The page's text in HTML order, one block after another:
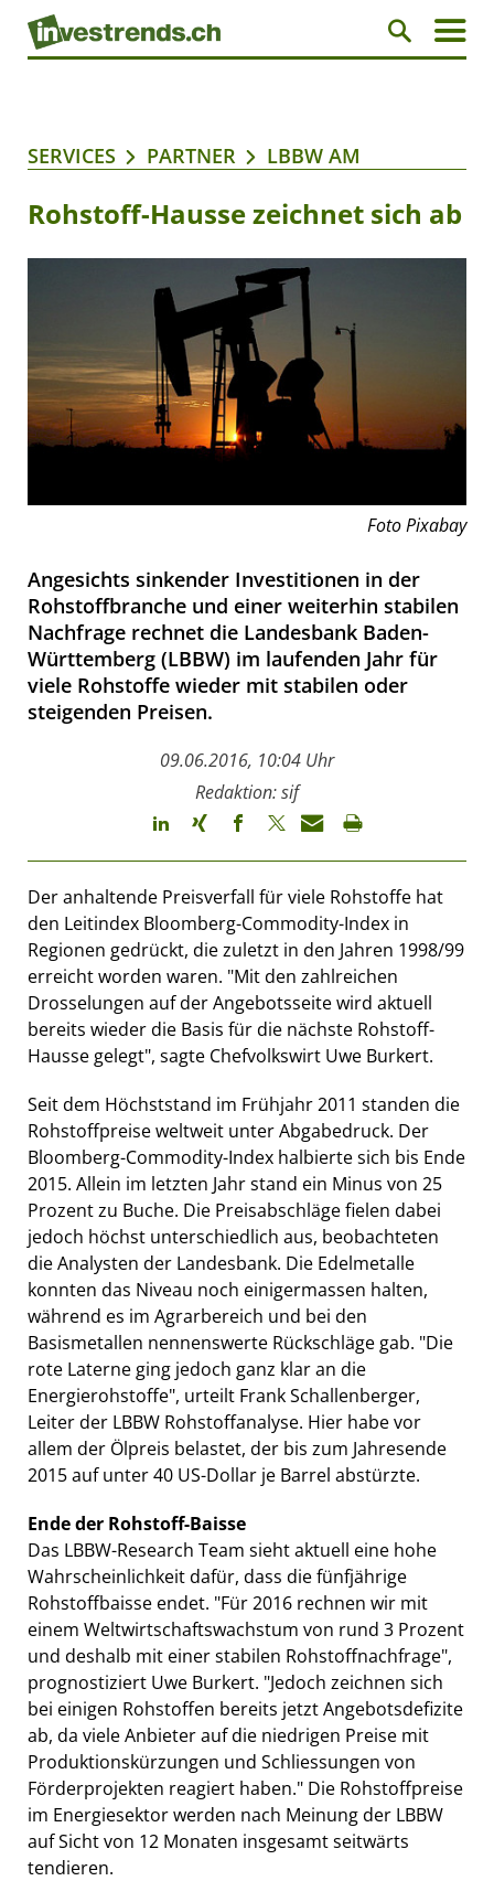
SERVICES PARTNER LBBW AM
Rohstoff-Hausse zeichnet sich ab
Foto Pixabay
Angesichts sinkender Investitionen in der
Rohstoffbranche und einer weiterhin stabilen
Nachfrage rechnet die Landesbank Baden-
Württemberg (LBBW) im laufenden Jahr für
viele Rohstoffe wieder mit stabilen oder
steigenden Preisen.
09.06.2016, 10:04 Uhr
Redaktion: sif
Der anhaltende Preisverfall für viele Rohstoffe hat
den Leitindex Bloomberg-Commodity-Index in
Regionen gedrückt, die zuletzt in den Jahren 1998/99
erreicht worden waren. "Mit den zahlreichen
Drosselungen auf der Angebotsseite wird aktuell
bereits wieder die Basis für die nächste Rohstoff-
Hausse gelegt", sagte Chefvolkswirt Uwe Burkert.
Seit dem Höchststand im Frühjahr 2011 standen die
Rohstoffpreise weltweit unter Abgabedruck. Der
Bloomberg-Commodity-Index halbierte sich bis Ende
2015. Allein im letzten Jahr stand ein Minus von 25
Prozent zu Buche. Die Preisabschläge fielen dabei
jedoch höchst unterschiedlich aus, beobachteten
die Analysten der Landesbank. Die Edelmetalle
konnten das Niveau noch einigermassen halten,
während es im Agrarbereich und bei den
Basismetallen nennenswerte Rückschläge gab. "Die
rote Laterne ging jedoch ganz klar an die
Energierohstoffe", urteilt Frank Schallenberger,
Leiter der LBBW Rohstoffanalyse. Hier habe vor
allem der Ölpreis belastet, der bis zum Jahresende
2015 auf unter 40 US-Dollar je Barrel abstürzte.
Ende der Rohstoff-Baisse
Das LBBW-Research Team sieht aktuell eine hohe
Wahrscheinlichkeit dafür, dass die fünfjährige
Rohstoffbaisse endet. "Für 2016 rechnen wir mit
einem Weltwirtschaftswachstum von rund 3 Prozent
und deshalb mit einer stabilen Rohstoffnachfrage",
prognostiziert Uwe Burkert. "Jedoch zeichnen sich
bei einigen Rohstoffen bereits jetzt Angebotsdefizite
ab, da viele Anbieter auf die niedrigen Preise mit
Produktionskürzungen und Schliessungen von
Förderprojekten reagiert haben." Die Rohstoffpreise
im Energiesektor werden nach Meinung der LBBW
auf Sicht von 12 Monaten insgesamt seitwärts
tendieren.